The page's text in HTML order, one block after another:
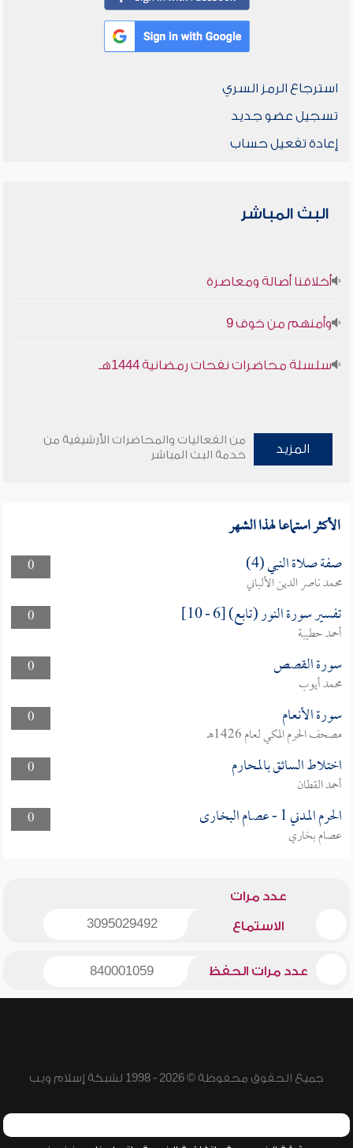
استرجاع الرمز السري
تسجيل عضو جديد
إعادة تفعيل حساب
البث المباشر
أخلاقنا أصالة ومعاصرة
وأمنهم من خوف 9
سلسلة محاضرات نفحات رمضانية 1444هـ
المزيد
من الفعاليات والمحاضرات الأرشيفية من
خدمة البث المباشر
الأكثر استماعا لهذا الشهر
0 صفة صلاة النبي (4)
محمد ناصر الدين الألباني
0
تفسير سورة النور (تابع) [6 - 10]
أحمد حطيبة
0
سورة القصص
محمد أيوب
0
سورة الأنعام
مصحف الحرم المكي لعام 1426هـ
0
اختلاط السائق بالمحارم
أحمد القطان
0
الحرم المدني 1 - عصام البخارى
عصام بخاري
عدد مرات
الاستماع 3095029492
عدد مرات الحفظ 840001059
جميع الحقوق محفوظة © 2026 - 1998 لشبكة إسلام ويب